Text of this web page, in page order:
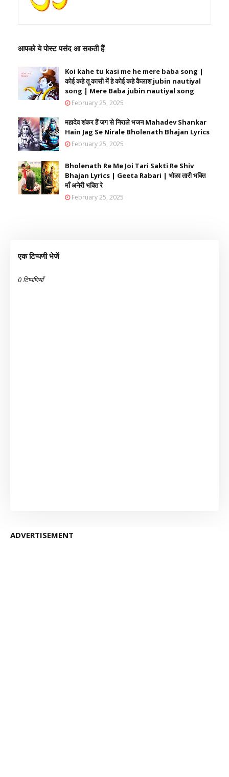
आपको ये पोस्ट पसंद आ सकती हैं
Koi kahe tu kasi me he mere baba song |
कोई कहे तू कासी में हे कोई कहे कैलाश jubin nautiyal
song | Mere Baba jubin nautiyal song
February 25, 2025
महादेव शंकर हैं जग से निराले भजन Mahadev Shankar
Hain Jag Se Nirale Bholenath Bhajan Lyrics
February 25, 2025
Bholenath Re Me Joi Tari Sakti Re Shiv
Bhajan Lyrics | Geeta Rabari | भोळा तारी भक्ति
माँ अनेरी भक्ति रे
February 25, 2025
एक टिप्पणी भेजें
0 टिप्पणियाँ
ADVERTISEMENT